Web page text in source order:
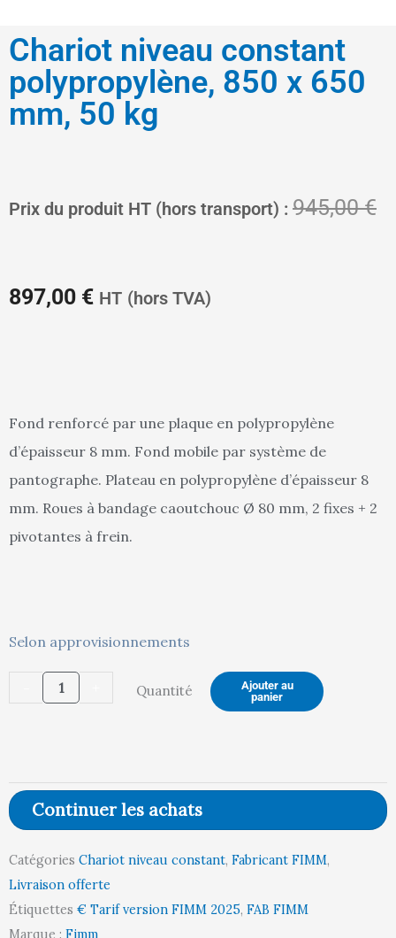
Chariot niveau constant
polypropylène, 850 x 650
mm, 50 kg
Prix du produit HT (hors transport) : 945,00€
897,00 €
Le
prix
est :
HT (hors TVA)
Fond renforcé par une plaque en polypropylène
d’épaisseur 8 mm. Fond mobile par système de
pantographe. Plateau en polypropylène d’épaisseur 8
mm. Roues à bandage caoutchouc Ø 80 mm, 2 fixes + 2
pivotantes à frein.
Selon approvisionnements
quantité
850
x
mm,
50
Quantité
Ajouter au
panier
Continuer les achats
Catégories Chariot niveau constant, Fabricant FIMM,
Livraison offerte
Étiquettes € Tarif version FIMM 2025, FAB FIMM
Marque : Fimm